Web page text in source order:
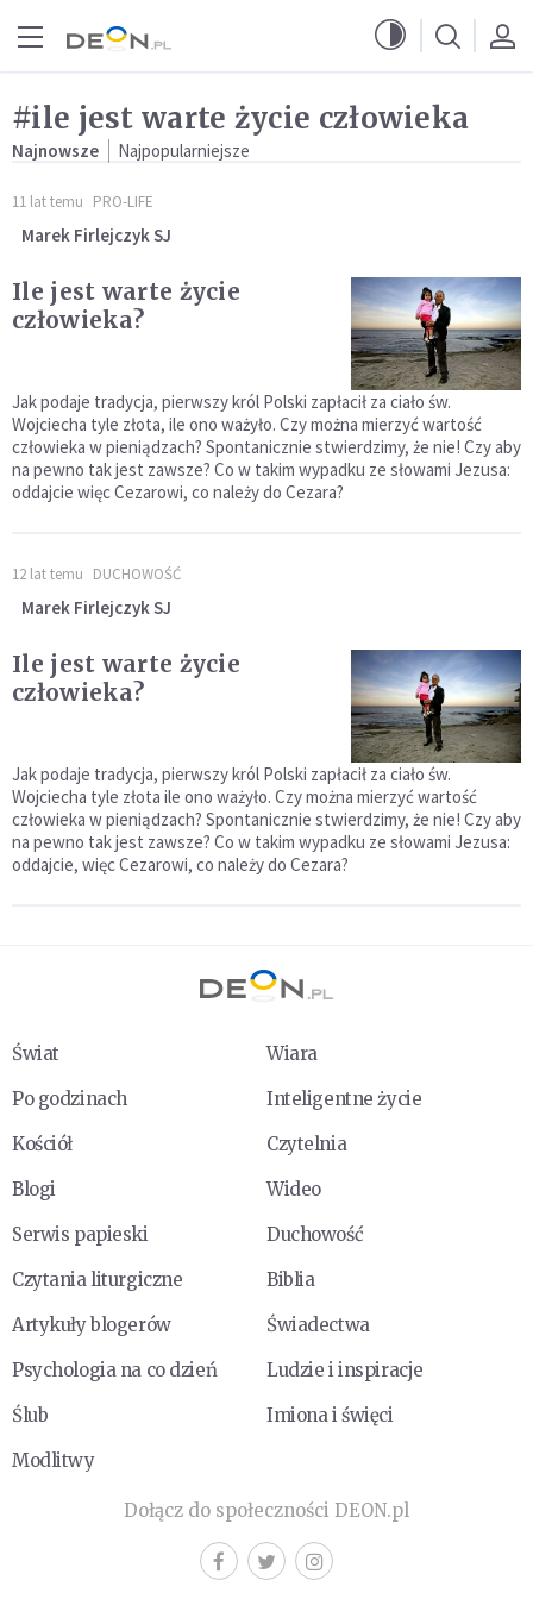
#ile jest warte życie człowieka
Najnowsze Najpopularniejsze
11 lat temu PRO-LIFE
Marek Firlejczyk SJ
Ile jest warte życie
człowieka?
Jak podaje tradycja, pierwszy król Polski zapłacił za ciało św.
Wojciecha tyle złota, ile ono ważyło. Czy można mierzyć wartość
człowieka w pieniądzach? Spontanicznie stwierdzimy, że nie! Czy aby
na pewno tak jest zawsze? Co w takim wypadku ze słowami Jezusa:
oddajcie więc Cezarowi, co należy do Cezara?
12 lat temu DUCHOWOŚĆ
Marek Firlejczyk SJ
Ile jest warte życie
człowieka?
Jak podaje tradycja, pierwszy król Polski zapłacił za ciało św.
Wojciecha tyle złota ile ono ważyło. Czy można mierzyć wartość
człowieka w pieniądzach? Spontanicznie stwierdzimy, że nie! Czy aby
na pewno tak jest zawsze? Co w takim wypadku ze słowami Jezusa:
oddajcie, więc Cezarowi, co należy do Cezara?
Świat
Wiara
Po godzinach
Inteligentne życie
Kościół
Czytelnia
Blogi
Wideo
Serwis papieski
Duchowość
Czytania liturgiczne
Biblia
Artykuły blogerów
Świadectwa
Psychologia na co dzień
Ludzie i inspiracje
Ślub
Imiona i święci
Modlitwy
Dołącz do społeczności DEON.pl